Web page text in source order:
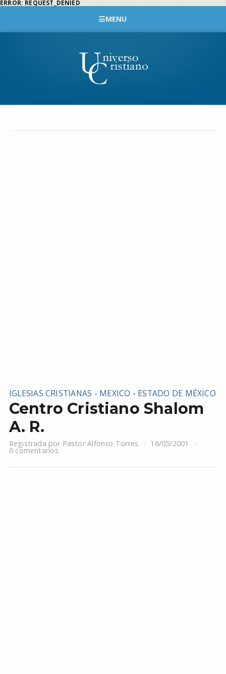
ERROR: REQUEST_DENIED
MENU
IGLESIAS CRISTIANAS - MEXICO - ESTADO DE MÉXICO
Centro Cristiano Shalom
A. R.
Registrada por Pastor Alfonso Torres 16/05/2001
0 comentarios